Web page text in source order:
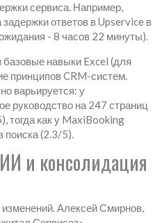
сервиса. Например,
ответов в Upservice в
- 8 часов 22 минуты).
навыки Excel (для
принципов CRM-систем.
варьируется: у
руководство на 247 страниц
тогда как у MaxiBooking
поиска (2.3/5).
и консолидация
Алексей Смирнов,